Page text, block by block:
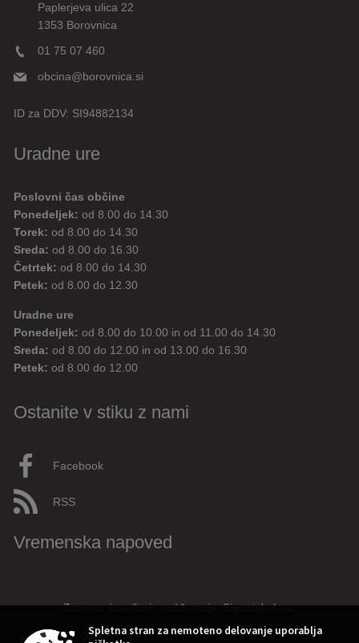
Paplerjeva ulica 22
1353 Borovnica
01 75 07 460
obcina@borovnica.si
ID za DDV: SI94882134
Uradne ure
Poslovni čas občine
Ponedeljek: od 8.00 do 14.30
Torek: od 8.00 do 14.30
Sreda: od 8.00 do 16.30
Četrtek: od 8.00 do 14.30
Petek: od 8.00 do 12.30
Uradne ure
Ponedeljek: od 8.00 do 10.00 in od 11.00 do 14.30
Sreda: od 8.00 do 12.00 in od 13.00 do 16.30
Petek: od 8.00 do 12.00
Ostanite v stiku z nami
Facebook
RSS
Vremenska napoved
Zasnova, izvedba in vzdrževanje: Sigmateh d.o.o.
Spletna stran za nemoteno delovanje uporablja